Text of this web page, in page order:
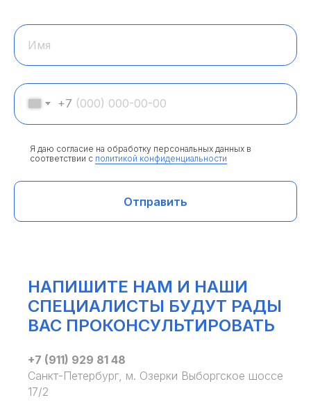
Имя
+7
Я даю согласие на обработку персональных данных в
соответствии с политикой конфиденциальности
Отправить
НАПИШИТЕ НАМ И НАШИ
СПЕЦИАЛИСТЫ БУДУТ РАДЫ
ВАС ПРОКОНСУЛЬТИРОВАТЬ
+7 (911) 929 81 48
Санкт-Петербург, м. Озерки Выборгское шоссе
17/2